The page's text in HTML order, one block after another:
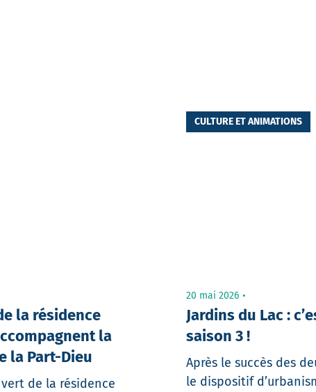
la résidence
la
la Part-Dieu
de la résidence
CULTURE ET ANIMATIONS
20 mai 2026
Jardins du Lac :
saison 3 !
Après le succès des
le dispositif